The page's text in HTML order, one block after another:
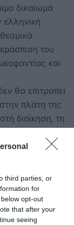
third parties, or
for
opt-out
that after your
seeing
δικαίωμά
ελληνική
του
και
θα επιτραπεί
στην πλάτη της
διοίκηση, τη